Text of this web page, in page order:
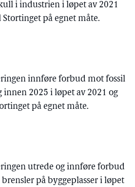
i industrien i løpet av 2021
på egnet måte.
innføre forbud mot fossil
innen 2025 i løpet av 2021 og
på egnet måte.
utrede og innføre forbud
på byggeplasser i løpet